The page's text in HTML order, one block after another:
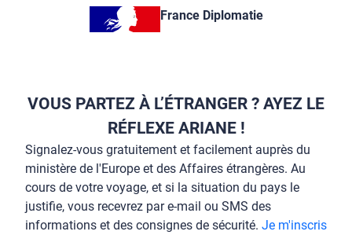
France Diplomatie
VOUS PARTEZ À L’ÉTRANGER ? AYEZ LE
RÉFLEXE ARIANE !
Signalez-vous gratuitement et facilement auprès du
ministère de l'Europe et des Affaires étrangères. Au
cours de votre voyage, et si la situation du pays le
justifie, vous recevrez par e-mail ou SMS des
informations et des consignes de sécurité. Je m'inscris